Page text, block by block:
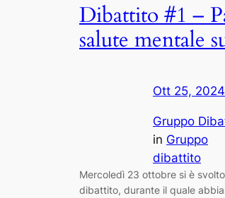
Dibattito #1 –
salute mentale
Ott 25, 2024
Gruppo
in Gruppo
dibattito
Mercoledì 23 ottobre si è
dibattito, durante il quale